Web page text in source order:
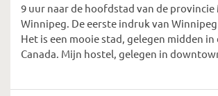
9 uur naar de hoofdstad van de provincie
Winnipeg. De eerste indruk van
Het is een mooie stad, gelegen midden in
Canada. Mijn hostel, gelegen in